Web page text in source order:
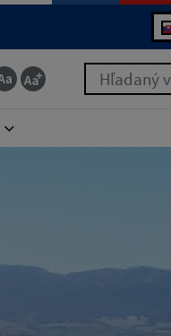
Hľadaný